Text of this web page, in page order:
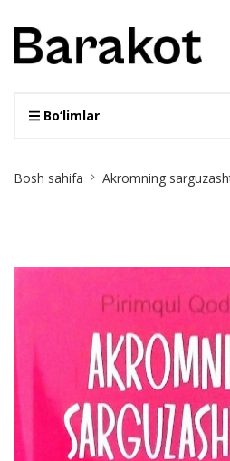
Bo‘limlar
Breadcrumb
Bosh sahifa Akromning